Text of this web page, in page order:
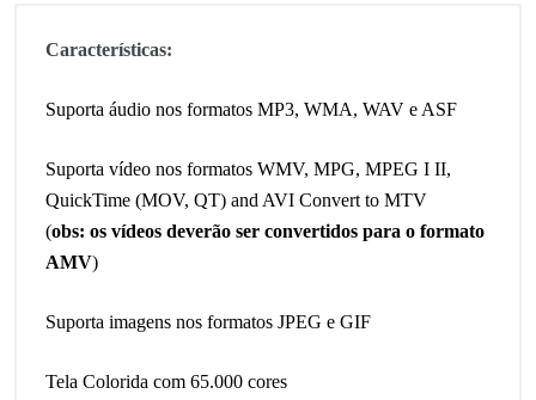
Características:
Suporta áudio nos formatos MP3, WMA, WAV e ASF
Suporta vídeo nos formatos WMV, MPG, MPEG I II,
QuickTime (MOV, QT) and AVI Convert to MTV
(obs: os vídeos deverão ser convertidos para o formato
AMV)
Suporta imagens nos formatos JPEG e GIF
Tela Colorida com 65.000 cores